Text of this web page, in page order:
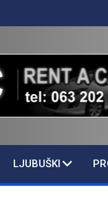
LJUBUŠKI